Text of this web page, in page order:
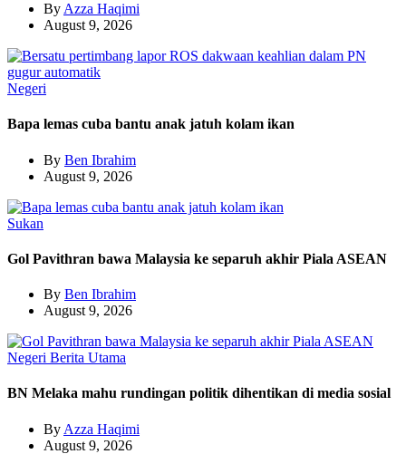
By Azza Haqimi
August 9, 2026
Negeri
Bapa lemas cuba bantu anak jatuh kolam ikan
By Ben Ibrahim
August 9, 2026
Sukan
Gol Pavithran bawa Malaysia ke separuh akhir Piala ASEAN
By Ben Ibrahim
August 9, 2026
Negeri Berita Utama
BN Melaka mahu rundingan politik dihentikan di media sosial
By Azza Haqimi
August 9, 2026